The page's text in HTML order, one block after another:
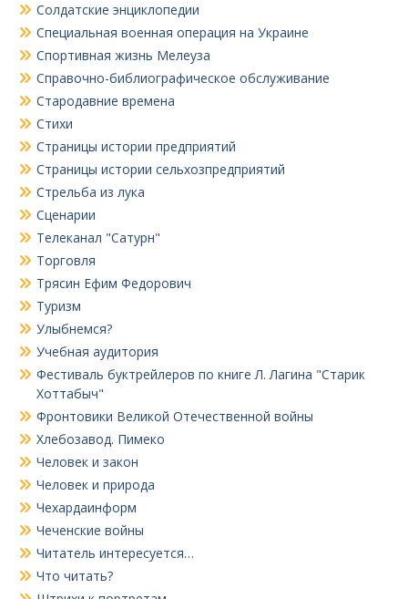
Солдатские энциклопедии
Специальная военная операция на Украине
Спортивная жизнь Мелеуза
Справочно-библиографическое обслуживание
Стародавние времена
Стихи
Страницы истории предприятий
Страницы истории сельхозпредприятий
Стрельба из лука
Сценарии
Телеканал "Сатурн"
Торговля
Трясин Ефим Федорович
Туризм
Улыбнемся?
Учебная аудитория
Фестиваль буктрейлеров по книге Л. Лагина "Старик
Хоттабыч"
Фронтовики Великой Отечественной войны
Хлебозавод. Пимеко
Человек и закон
Человек и природа
Чехардаинформ
Чеченские войны
Читатель интересуется…
Что читать?